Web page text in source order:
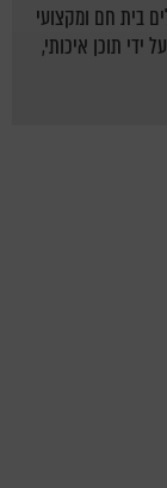
בית חם ומקצועי
ידי תוכן איכותי,